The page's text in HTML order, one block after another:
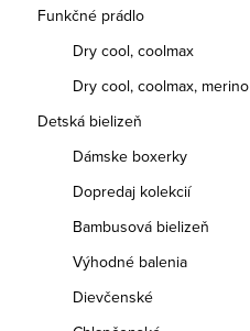
Funkčné prádlo
Dry cool, coolmax
Dry cool, coolmax, merino
Detská bielizeň
Dámske boxerky
Dopredaj kolekcií
Bambusová bielizeň
Výhodné balenia
Dievčenské